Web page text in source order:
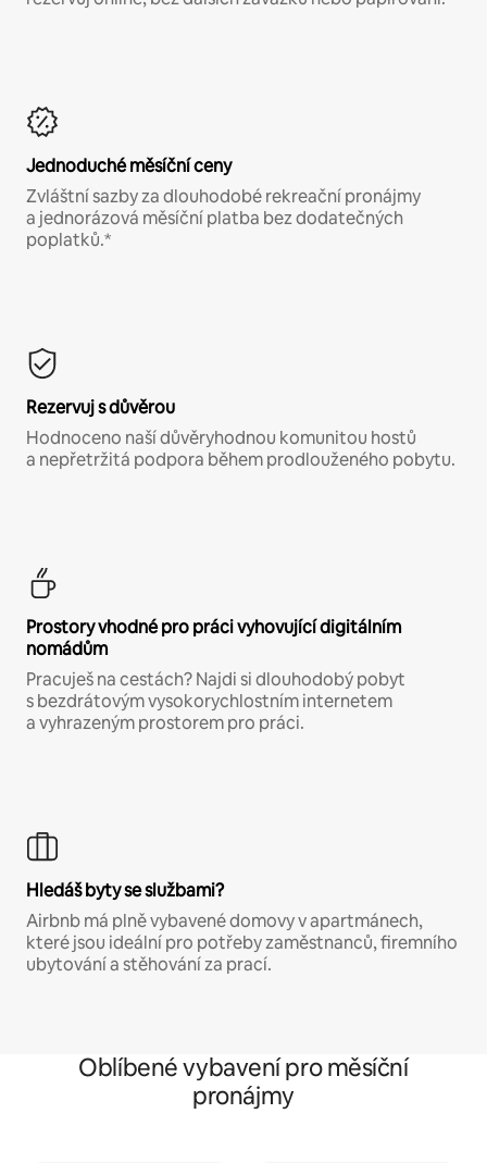
Jednoduché měsíční ceny
Zvláštní sazby za dlouhodobé rekreační pronájmy
a jednorázová měsíční platba bez dodatečných
poplatků.*
Rezervuj s důvěrou
Hodnoceno naší důvěryhodnou komunitou hostů
a nepřetržitá podpora během prodlouženého pobytu.
Prostory vhodné pro práci vyhovující digitálním
nomádům
Pracuješ na cestách? Najdi si dlouhodobý pobyt
s bezdrátovým vysokorychlostním internetem
a vyhrazeným prostorem pro práci.
Hledáš byty se službami?
Airbnb má plně vybavené domovy v apartmánech,
které jsou ideální pro potřeby zaměstnanců, firemního
ubytování a stěhování za prací.
Oblíbené vybavení pro měsíční
pronájmy